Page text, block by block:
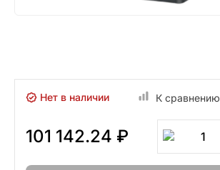
Нет в наличии К сравнению
101 142.24 ₽ 1